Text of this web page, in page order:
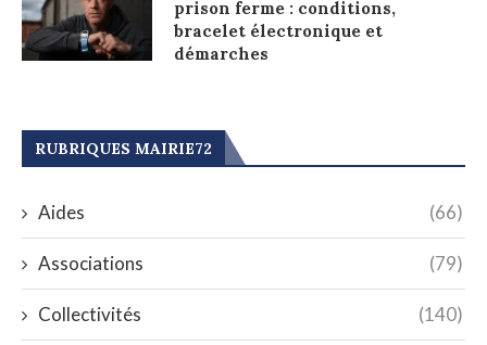
prison ferme : conditions,
bracelet électronique et
démarches
RUBRIQUES MAIRIE72
Aides (66)
Associations (79)
Collectivités (140)